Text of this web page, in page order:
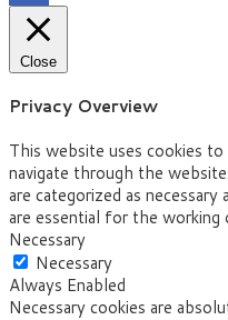
Close
Privacy Overview
This website uses cookies
navigate through the
are categorized as
are essential for the
Necessary
Necessary
Always Enabled
Necessary cookies are